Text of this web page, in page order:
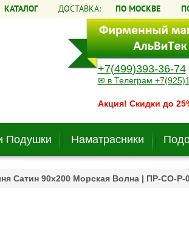
КАТАЛОГ ДОСТАВКА: ПО МОСКВЕ
+7(499)393-36-74
✉ в Телеграм
Акция! Скидки до
Подушки Наматрасники
Сатин 90х200 Морская Волна | ПР-СО-Р-